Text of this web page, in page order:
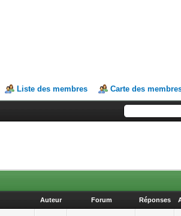
Liste des membres Carte des
Auteur Forum Réponses